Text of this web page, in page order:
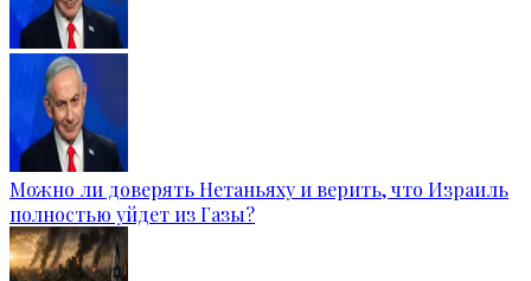
Можно ли доверять Нетаньяху и верить, что Израиль
полностью уйдет из Газы?